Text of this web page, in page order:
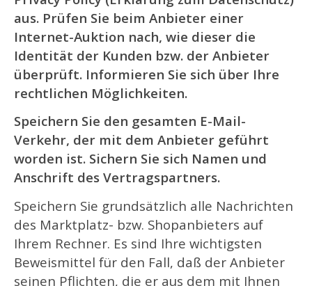
aus. Prüfen Sie beim Anbieter einer
Internet-Auktion nach, wie dieser die
Identität der Kunden bzw. der Anbieter
überprüft. Informieren Sie sich über Ihre
rechtlichen Möglichkeiten.
Speichern Sie den gesamten E-Mail-
Verkehr, der mit dem Anbieter geführt
worden ist. Sichern Sie sich Namen und
Anschrift des Vertragspartners.
Speichern Sie grundsätzlich alle Nachrichten
des Marktplatz- bzw. Shopanbieters auf
Ihrem Rechner. Es sind Ihre wichtigsten
Beweismittel für den Fall, daß der Anbieter
seinen Pflichten, die er aus dem mit Ihnen